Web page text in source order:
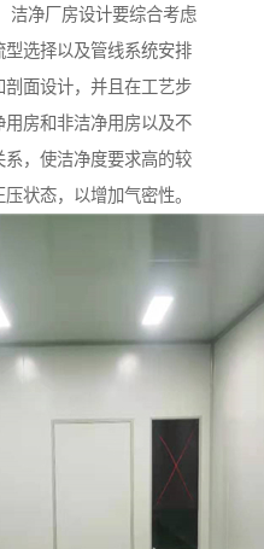
洁净厂房设计要综合考虑
选择以及管线系统安排
面设计，并且在工艺步
房和非洁净用房以及不
系，使洁净度要求高的较
状态，以增加气密性。